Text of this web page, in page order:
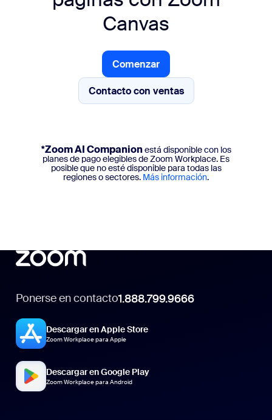
Canvas
Comenzar
Comenzar
Contacto con ventas
Contacto con ventas
*Zoom AI Companionestá disponible con los
planes de pago elegibles de Zoom Workplace. Es
posible que no esté disponible para todas las
regiones o sectores. Más información.
Ponerse en contacto1.888.799.9666
Descargar en Apple Store
Zoom Workplace para Apple
Descargar en Google Play
Zoom Workplace para Android